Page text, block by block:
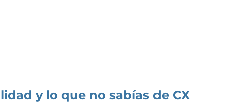
y lo que no sabías de CX